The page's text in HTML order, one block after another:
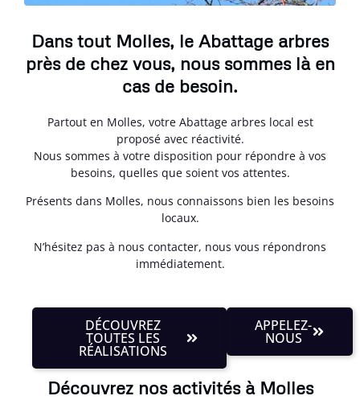
Dans tout Molles, le Abattage arbres
près de chez vous, nous sommes là en
cas de besoin.
Partout en Molles, votre Abattage arbres local est
proposé avec réactivité.
Nous sommes à votre disposition pour répondre à vos
besoins, quelles que soient vos attentes.
Présents dans Molles, nous connaissons bien les besoins
locaux.
N’hésitez pas à nous contacter, nous vous répondrons
immédiatement.
DÉCOUVREZ
TOUTES LES
RÉALISATIONS
APPELEZ-
NOUS
Découvrez nos activités à Molles